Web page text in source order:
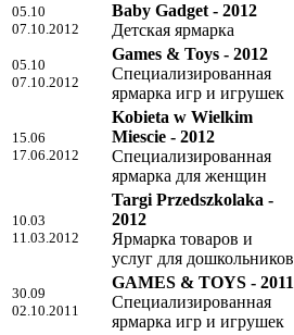
05.10
07.10.2012
Baby Gadget - 2012
Детская ярмарка
05.10
07.10.2012
Games & Toys - 2012
Специализированная
ярмарка игр и игрушек
15.06
17.06.2012
Kobieta w Wielkim
Miescie - 2012
Специализированная
ярмарка для женщин
10.03
11.03.2012
Targi Przedszkolaka -
2012
Ярмарка товаров и
услуг для дошкольников
30.09
02.10.2011
GAMES & TOYS - 2011
Специализированная
ярмарка игр и игрушек